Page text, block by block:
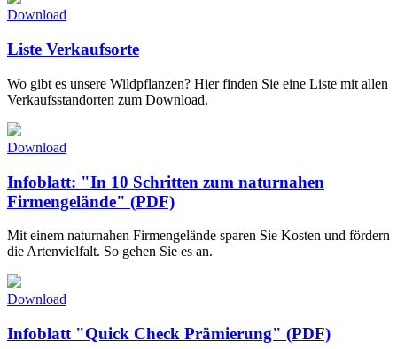
Download
Liste Verkaufsorte
Wo gibt es unsere Wildpflanzen? Hier finden Sie eine Liste mit allen
Verkaufsstandorten zum Download.
Download
Infoblatt: "In 10 Schritten zum naturnahen
Firmengelände" (PDF)
Mit einem naturnahen Firmengelände sparen Sie Kosten und fördern
die Artenvielfalt. So gehen Sie es an.
Download
Infoblatt "Quick Check Prämierung" (PDF)